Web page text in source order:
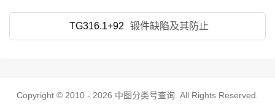
TG316.1+92 锻件缺陷及其防止
Copyright © 2010 - 2026 中图分类号查询 . All Rights Reserved.